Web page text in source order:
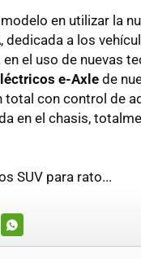
en utilizar la
, dedicada a los
el uso de nuevas
e-Axle de
total con control de
en el chasis,
SUV para rato...
WHATSAPP